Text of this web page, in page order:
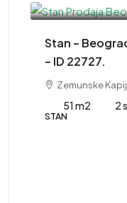
Stan –
– ID 22727.
Zemunske
51 m2 2
STAN